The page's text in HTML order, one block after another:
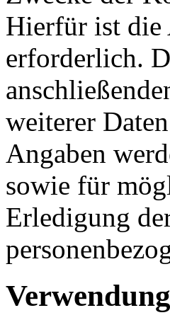
Hierfür ist die
erforderlich.
weiterer
Angaben
sowie für
Erledigung